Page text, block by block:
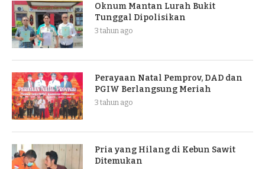
Oknum Mantan Lurah Bukit
Tunggal Dipolisikan
3 tahun ago
Perayaan Natal Pemprov, DAD dan
PGIW Berlangsung Meriah
3 tahun ago
Pria yang Hilang di Kebun Sawit
Ditemukan